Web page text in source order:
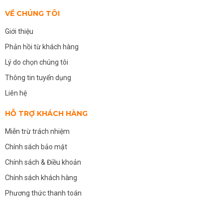
VỀ CHÚNG TÔI
Giới thiệu
Phản hồi từ khách hàng
Lý do chọn chúng tôi
Thông tin tuyển dụng
Liên hệ
HỖ TRỢ KHÁCH HÀNG
Miễn trừ trách nhiệm
Chính sách bảo mật
Chính sách & Điều khoản
Chính sách khách hàng
Phương thức thanh toán